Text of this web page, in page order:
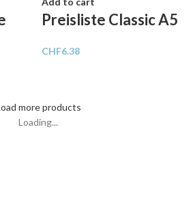
Preisliste Classic A5
CHF6.38
more products
Loading...